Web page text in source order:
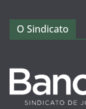
O Sindicato